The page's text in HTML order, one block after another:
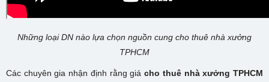
Những loại DN nào lựa chọn nguồn cung cho thuê nhà xưởng
TPHCM
Các chuyên gia nhận định rằng giácho thuê nhà xưởng TPHCM